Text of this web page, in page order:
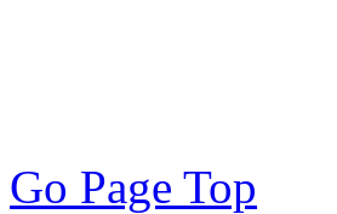
Go Page Top